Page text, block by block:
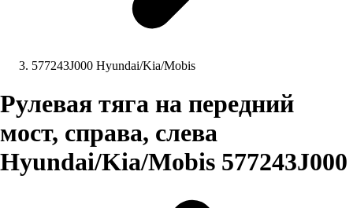
577243J000 Hyundai/Kia/Mobis
Рулевая тяга на передний
мост, справа, слева
Hyundai/Kia/Mobis 577243J000